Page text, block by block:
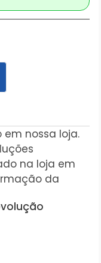
nossa loja.
na loja em
da